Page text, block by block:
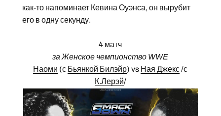
как-то напоминает Кевина Оуэнса, он вырубит
его в одну секунду.
4 матч
за Женское чемпионство WWE
Наоми (с Бьянкой Билэйр) vs Ная Джекс/с
К.Лерэй/